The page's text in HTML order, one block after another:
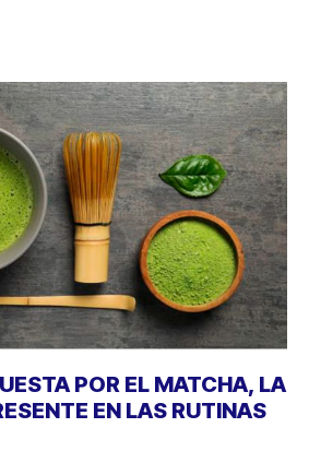
POR EL MATCHA, LA
EN LAS RUTINAS